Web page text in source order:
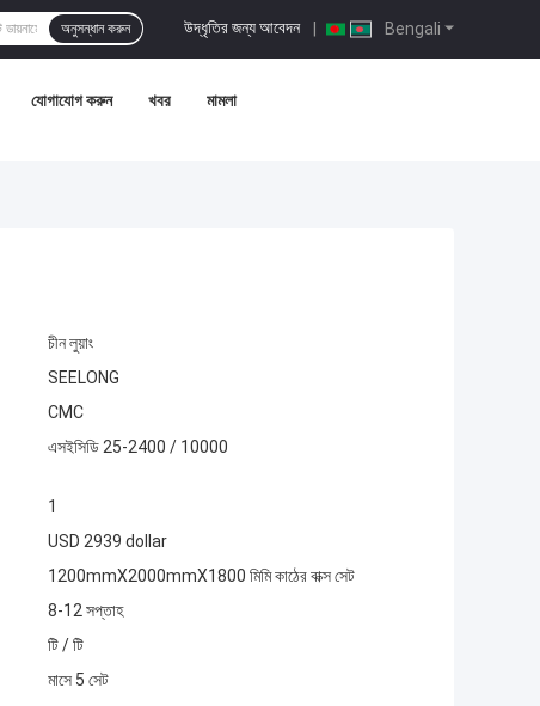
Bengali
উদ্ধৃতির জন্য আবেদন |
অনুসন্ধান করুন
যোগাযোগ করুন খবর মামলা
চীন লুয়াং
SEELONG
CMC
এসইসিডি 25-2400 / 10000
1
USD 2939 dollar
1200mmX2000mmX1800 মিমি কাঠের বাক্স সেট
8-12 সপ্তাহ
টি / টি
মাসে 5 সেট